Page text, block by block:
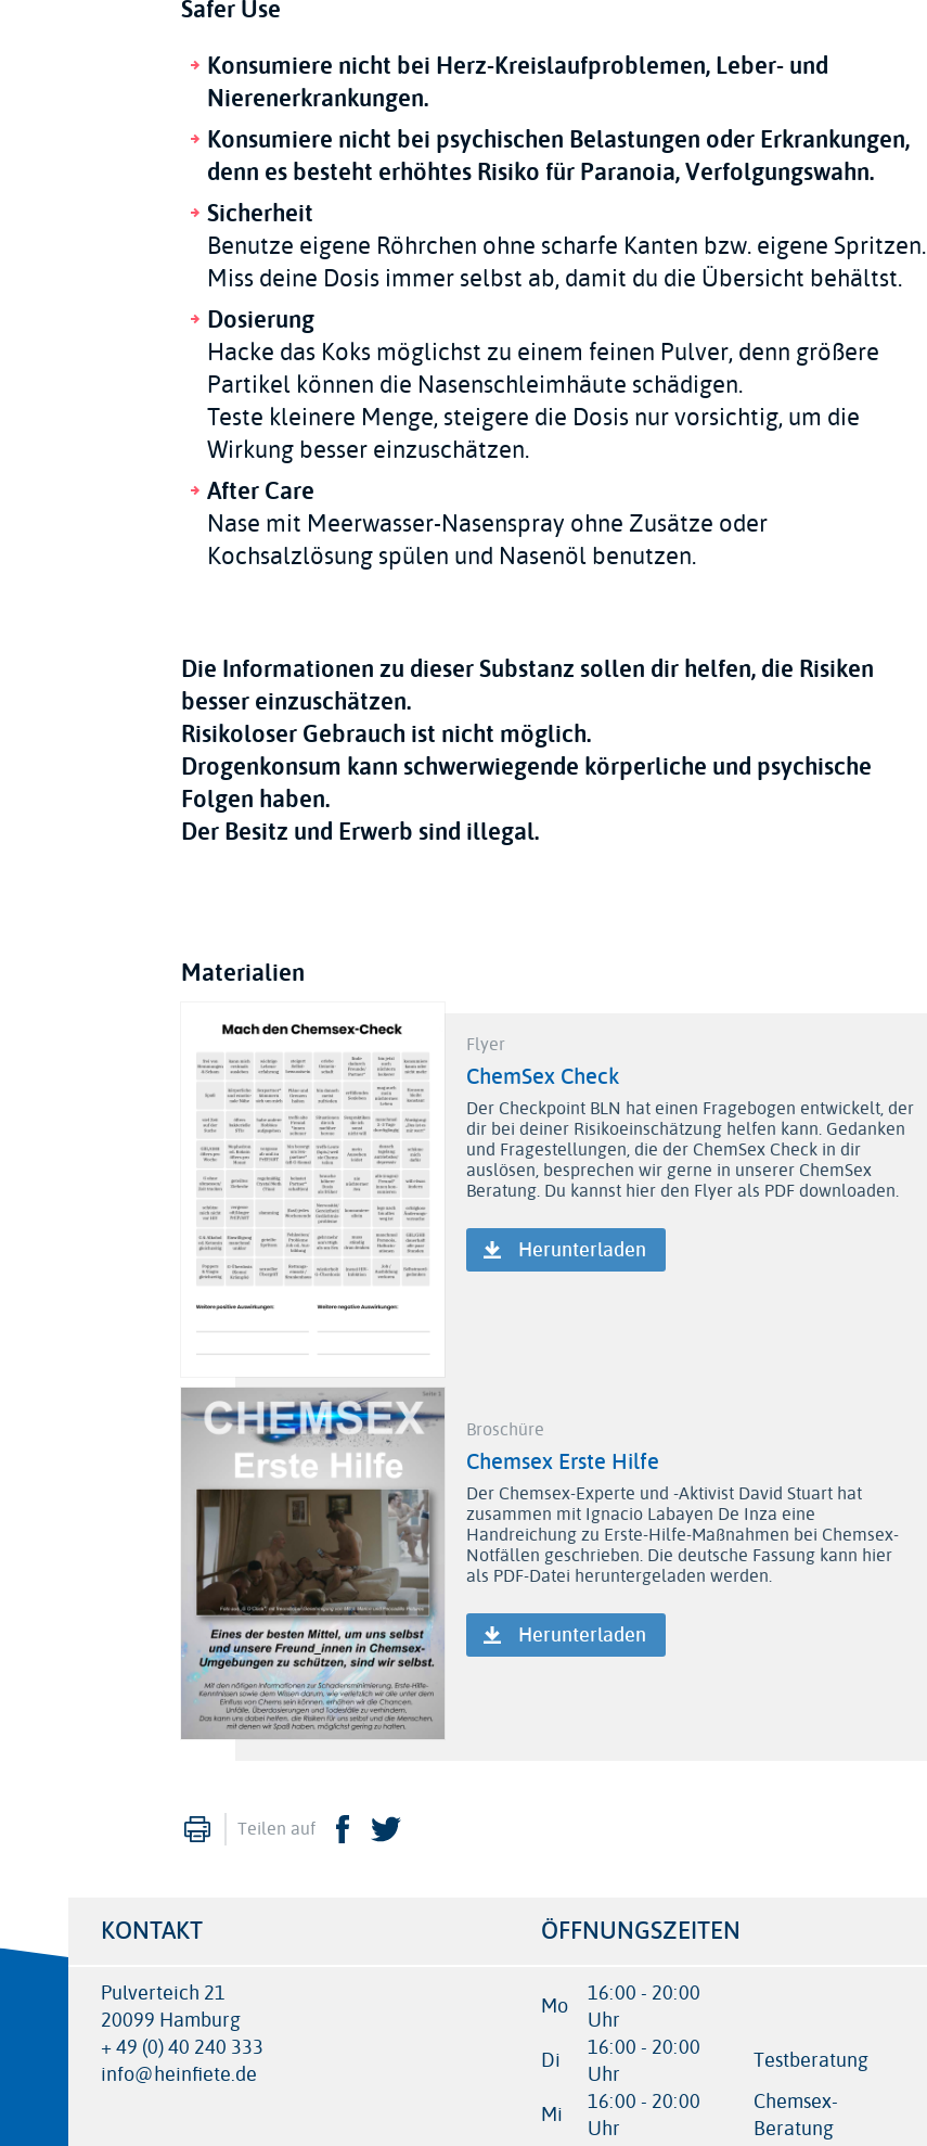
Safer Use
Konsumiere nicht bei Herz-Kreislaufproblemen, Leber- und
Nierenerkrankungen.
Konsumiere nicht bei psychischen Belastungen oder Erkrankungen,
denn es besteht erhöhtes Risiko für Paranoia, Verfolgungswahn.
Sicherheit
Benutze eigene Röhrchen ohne scharfe Kanten bzw. eigene Spritzen.
Miss deine Dosis immer selbst ab, damit du die Übersicht behältst.
Dosierung
Hacke das Koks möglichst zu einem feinen Pulver, denn größere
Partikel können die Nasenschleimhäute schädigen.
Teste kleinere Menge, steigere die Dosis nur vorsichtig, um die
Wirkung besser einzuschätzen.
After Care
Nase mit Meerwasser-Nasenspray ohne Zusätze oder
Kochsalzlösung spülen und Nasenöl benutzen.
Die Informationen zu dieser Substanz sollen dir helfen, die Risiken
besser einzuschätzen.
Risikoloser Gebrauch ist nicht möglich.
Drogenkonsum kann schwerwiegende körperliche und psychische
Folgen haben.
Der Besitz und Erwerb sind illegal.
Materialien
Flyer
ChemSex Check
Der Checkpoint BLN hat einen Fragebogen entwickelt, der
dir bei deiner Risikoeinschätzung helfen kann. Gedanken
und Fragestellungen, die der ChemSex Check in dir
auslösen, besprechen wir gerne in unserer ChemSex
Beratung. Du kannst hier den Flyer als PDF downloaden.
Herunterladen
Broschüre
Chemsex Erste Hilfe
Der Chemsex-Experte und -Aktivist David Stuart hat
zusammen mit Ignacio Labayen De Inza eine
Handreichung zu Erste-Hilfe-Maßnahmen bei Chemsex-
Notfällen geschrieben. Die deutsche Fassung kann hier
als PDF-Datei heruntergeladen werden.
Herunterladen
Drucken
Teilen auf Facebook
KONTAKT
Pulverteich 21
20099 Hamburg
+ 49 (0) 40 240 333
info@heinfiete.de
ÖFFNUNGSZEITEN
Mo
16:00 - 20:00
Uhr
Di
16:00 - 20:00
Uhr
Testberatung
Mi
16:00 - 20:00
Uhr
Chemsex-
Beratung